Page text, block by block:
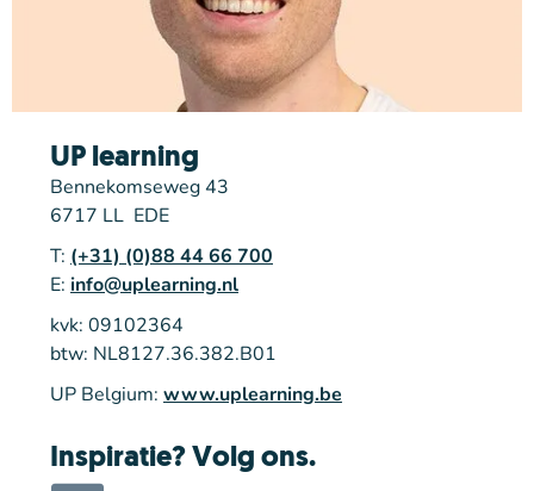
UP learning
Bennekomseweg 43
6717 LL EDE
T: (+31) (0)88 44 66 700
E: info@uplearning.nl
kvk: 09102364
btw: NL8127.36.382.B01
UP Belgium: www.uplearning.be
Inspiratie? Volg ons.